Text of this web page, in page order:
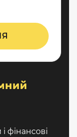
фінансові